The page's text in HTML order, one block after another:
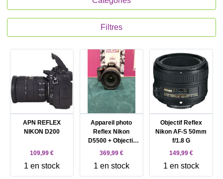
Filtres
APN REFLEX
NIKON D200
109,99 €
1 en stock
Appareil photo
Reflex Nikon
D5500 + Objectif
AF-S 18-140 mm
369,99 €
1 en stock
Objectif Reflex
Nikon AF-S 50mm
f/1.8 G
149,99 €
1 en stock